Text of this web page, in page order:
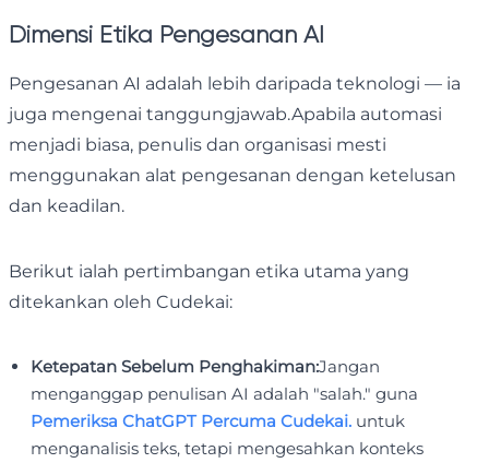
Dimensi Etika Pengesanan AI
Pengesanan AI adalah lebih daripada teknologi — ia
juga mengenai tanggungjawab.Apabila automasi
menjadi biasa, penulis dan organisasi mesti
menggunakan alat pengesanan dengan ketelusan
dan keadilan.
Berikut ialah pertimbangan etika utama yang
ditekankan oleh Cudekai:
Ketepatan Sebelum Penghakiman:Jangan
menganggap penulisan AI adalah "salah." guna
Pemeriksa ChatGPT Percuma Cudekai. untuk
menganalisis teks, tetapi mengesahkan konteks